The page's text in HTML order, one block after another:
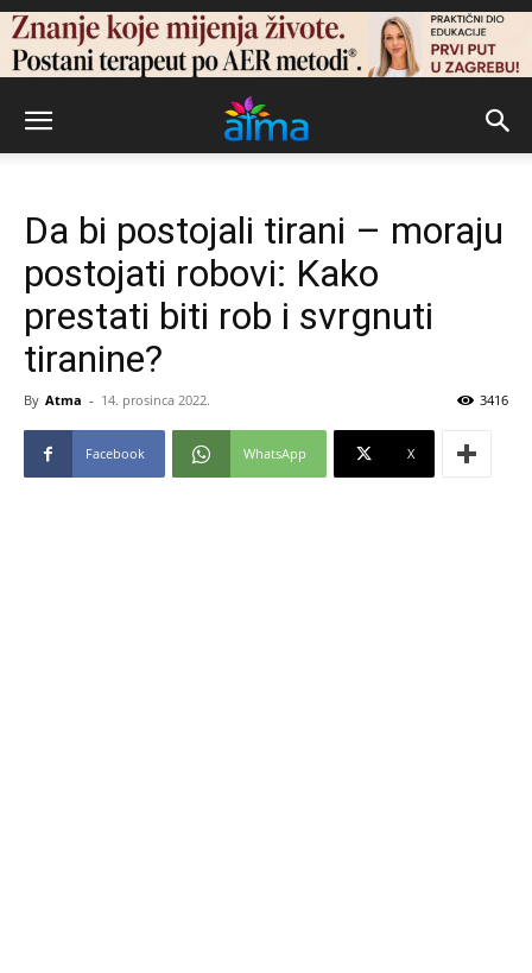
Da bi postojali tirani – moraju
postojati robovi: Kako
prestati biti rob i svrgnuti
tiranine?
By Atma - 14. prosinca 2022. 3416
Facebook WhatsApp X